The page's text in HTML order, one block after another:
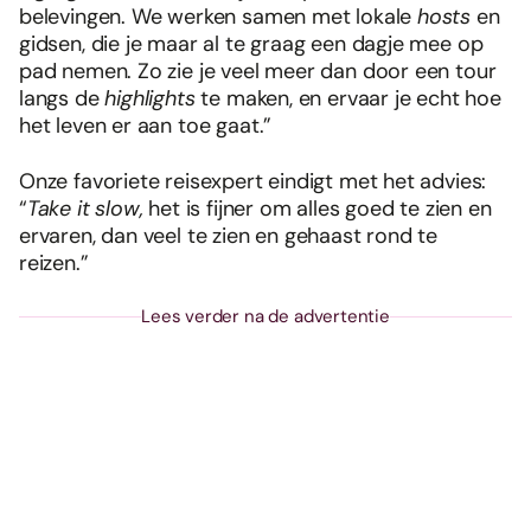
belevingen. We werken samen met lokale hosts en
gidsen, die je maar al te graag een dagje mee op
pad nemen. Zo zie je veel meer dan door een tour
langs dehighlightste maken, en ervaar je echt hoe
het leven er aan toe gaat.”
Onze favoriete reisexpert eindigt met het advies:
“Take it slow, het is fijner om alles goed te zien en
ervaren, dan veel te zien en gehaast rond te
reizen.”
Lees verder na de advertentie